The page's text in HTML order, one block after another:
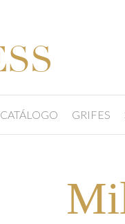
CATÁLOGO GRIFES